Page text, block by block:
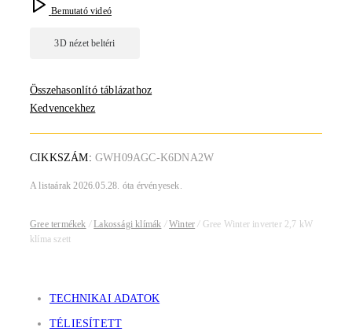
Bemutató videó
Összehasonlító táblázathoz
Kedvencekhez
CIKKSZÁM: GWH09AGC-K6DNA2W
A listaárak 2026.05.28. óta érvényesek.
Gree termékek / Lakossági klímák / Winter /Gree Winter inverter 2,7 kW
klíma szett
TECHNIKAI ADATOK
TÉLIESÍTETT